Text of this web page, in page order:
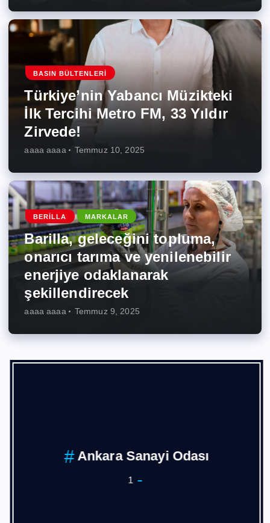
BASIN BÜLTENLERI
Türkiye’nin Yabancı Müzikteki
İlk Tercihi Metro FM, 33 Yıldır
Zirvede!
aaaa aaaa Temmuz 10, 2025
BERILLA MARKALAR
Barilla, geleceğini topluma,
onarıcı tarıma ve yenilenebilir
enerjiye odaklanarak
şekillendirecek
aaaa aaaa Temmuz 9, 2025
Ankara Sanayi Odası
1